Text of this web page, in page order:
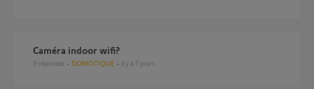
Caméra indoor wifi?
9 réponses DOMOTIQUE il y a 7 jours